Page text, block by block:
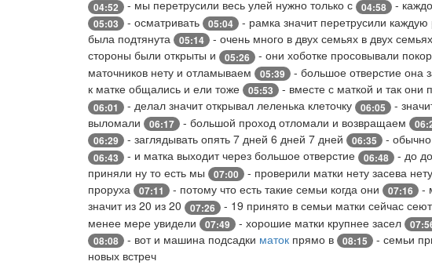
04:52 - мы перетрусили весь улей нужно только с 04:58 -
05:03 - осматривать 05:04 - рамка значит перетрусили каждую
была подтянута
05:14 - очень много в двух семьях в двух семьях
стороны были открыты и
05:26 - они хоботке просовывали
маточников нету и отламываем
05:39 - большое отверстие она
к матке общались и ели тоже
05:53 - вместе с маткой и так они
06:01 - делал значит открывал леленька клеточку 06:05 -
выломали
06:17 - большой проход отломали и возвращаем
06:29 - заглядывать опять 7 дней 6 дней 7 дней 06:35 -
06:43 - и матка выходит через большое отверстие 06:48 - до
приняли ну то есть мы
07:00 - проверили матки нету засева
проруха
07:11 - потому что есть такие семьи когда они 07:16 -
значит из 20 из 20
07:26 - 19 принято в семьи матки сейчас сеют
менее мере увидели
07:49 - хорошие матки крупнее засел
08:08 - вот и машина подсадки маток прямо в 08:15 - семьи
новых встреч